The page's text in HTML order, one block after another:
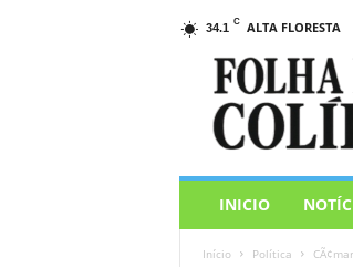
34.1 C ALTA FLORESTA
INICIO
Início Política